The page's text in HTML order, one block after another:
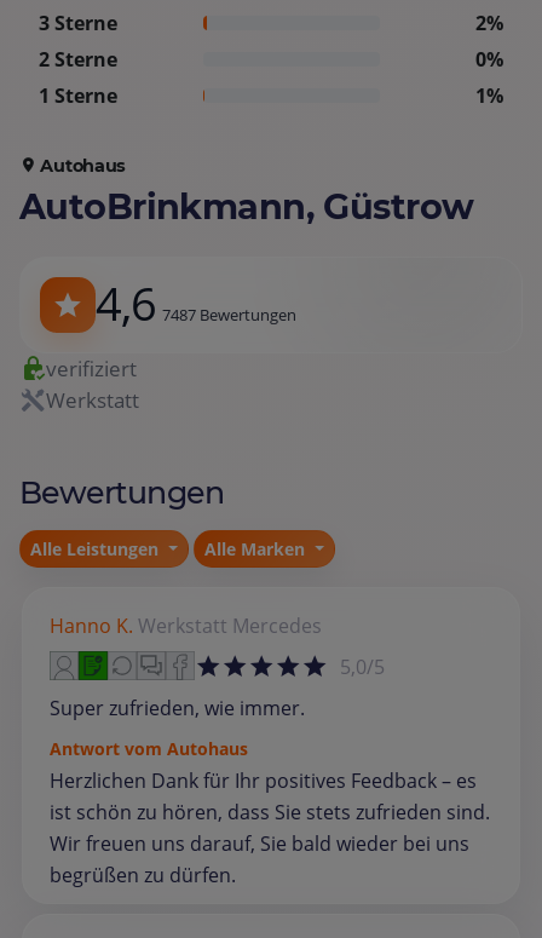
3 Sterne
2%
2 Sterne
0%
1 Sterne
1%
Autohaus
AutoBrinkmann, Güstrow
4,6 7487 Bewertungen
verifiziert
Werkstatt
Bewertungen
Alle Leistungen Alle Marken
Hanno K. Werkstatt Mercedes
5,0/5
Super zufrieden, wie immer.
Antwort vom Autohaus
Herzlichen Dank für Ihr positives Feedback – es
ist schön zu hören, dass Sie stets zufrieden sind.
Wir freuen uns darauf, Sie bald wieder bei uns
begrüßen zu dürfen.